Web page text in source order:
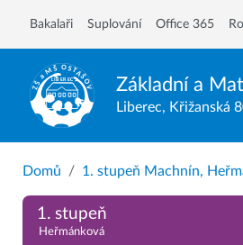
Základní a
Liberec, Křižanská
Bakalaři Suplování Office 365
Domů 1. stupeň Machnín,
1. stupeň
Heřmánková